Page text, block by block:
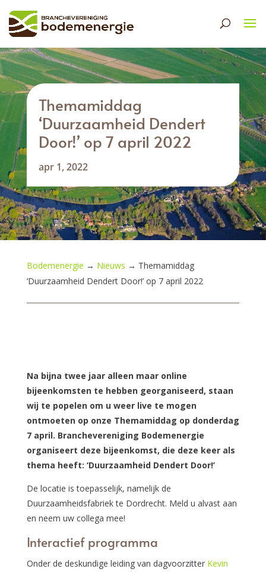
Themamiddag
‘Duurzaamheid Dendert
Door!’ op 7 april 2022
apr 1, 2022
Bodemenergie → Nieuws → Themamiddag
‘Duurzaamheid Dendert Door!’ op 7 april 2022
Na bijna twee jaar alleen maar online
bijeenkomsten te hebben georganiseerd, staan
wij te popelen om u weer live te mogen
ontmoeten op onze Themamiddag op donderdag
7 april. Branchevereniging Bodemenergie
organiseert deze bijeenkomst, die deze keer als
thema heeft: ‘Duurzaamheid Dendert Door!’
De locatie is toepasselijk, namelijk de
Duurzaamheidsfabriek te Dordrecht. Meld u alvast aan
en neem uw collega mee!
Interactief programma
Onder de deskundige leiding van dagvoorzitter Kevin